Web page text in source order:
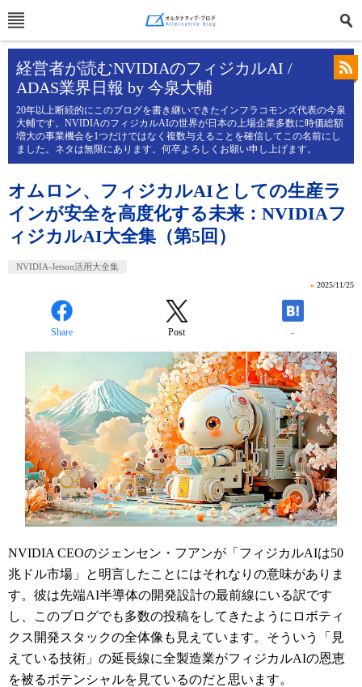
経営者が読むNVIDIAのフィジカルAI /
ADAS業界日報 by 今泉大輔
20年以上断続的にこのブログを書き継いできたインフラコモンズ代表の今泉
大輔です。NVIDIAのフィジカルAIの世界が日本の上場企業多数に時価総額
増大の事業機会を1つだけではなく複数与えることを確信してこの名前にし
ました。ネタは無限にあります。何卒よろしくお願い申し上げます。
オムロン、フィジカルAIとしての生産ラ
インが安全を高度化する未来：NVIDIAフ
ィジカルAI大全集（第5回）
NVIDIA-Jetson活用大全集
» 2025/11/25
Share Post -
NVIDIA CEOのジェンセン・フアンが「フィジカルAIは50
兆ドル市場」と明言したことにはそれなりの意味がありま
す。彼は先端AI半導体の開発設計の最前線にいる訳です
し、このブログでも多数の投稿をしてきたようにロボティ
クス開発スタックの全体像も見えています。そういう「見
えている技術」の延長線に全製造業がフィジカルAIの恩恵
を被るポテンシャルを見ているのだと思います。